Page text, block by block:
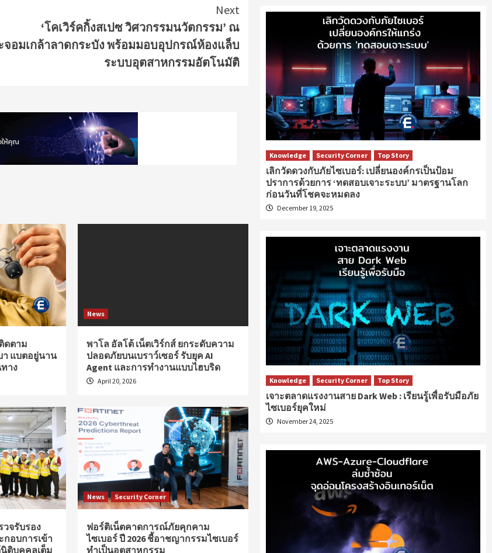
Next
‘โคเวิร์คกิ้งสเปซ วิศวกรรมนวัตกรรม’ ณ
จอมเกล้าลาดกระบัง พร้อมมอบอุปกรณ์ห้องแล็บ
ระบบอุตสาหกรรมอัตโนมัติ
ดตาม
า แบตอยู่นาน
าง
News
พาโล อัลโต้ เน็ตเวิร์กส์ ยกระดับความ
ปลอดภัยบนเบราว์เซอร์ รับยุค AI
Agent และการทำงานแบบไฮบริด
April 20, 2026
จรับรอง
อบการเข้า
ติบุคคลเต็ม
News Security Corner
ฟอร์ติเน็ตคาดการณ์ภัยคุกคาม
ไซเบอร์ ปี 2026 ชี้อาชญากรรมไซเบอร์
ทำเป็นอุตสาหกรรม
Knowledge Security Corner Top Story
เลิกวัดดวงกับภัยไซเบอร์: เปลี่ยนองค์กรเป็นป้อม
ปราการด้วยการ ‘ทดสอบเจาะระบบ’ มาตรฐานโลก
ก่อนวันที่โชคจะหมดลง
December 19, 2025
Knowledge Security Corner Top Story
เจาะตลาดแรงงานสาย Dark Web : เรียนรู้เพื่อรับมือภัย
ไซเบอร์ยุคใหม่
November 24, 2025